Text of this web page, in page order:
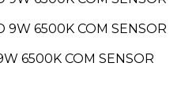
6500K COM SENSOR